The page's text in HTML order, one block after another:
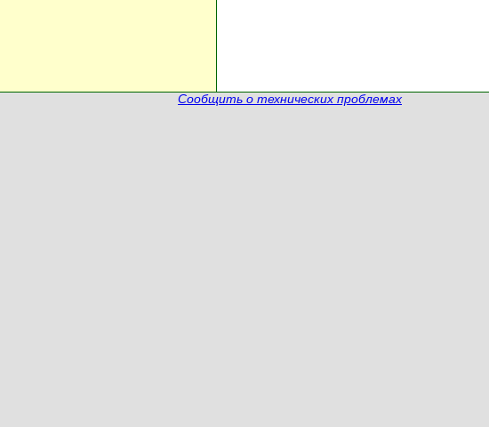
Сообщить о технических проблемах